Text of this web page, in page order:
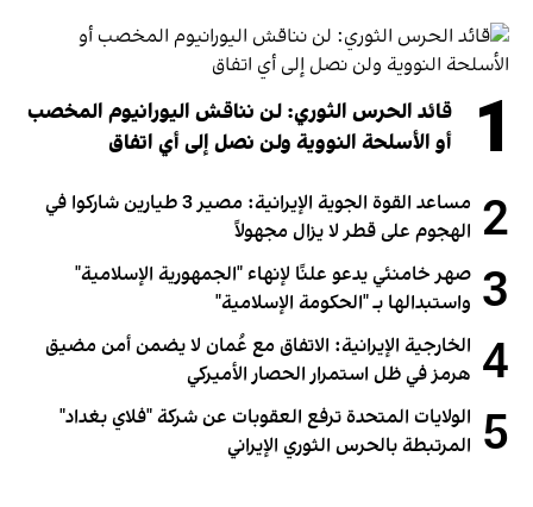
1
قائد الحرس الثوري: لن نناقش اليورانيوم المخصب
أو الأسلحة النووية ولن نصل إلى أي اتفاق
2
مساعد القوة الجوية الإيرانية: مصير 3 طيارين شاركوا في
الهجوم على قطر لا يزال مجهولاً
3 صهر خامنئي يدعو علنًا لإنهاء "الجمهورية الإسلامية"
واستبدالها بـ "الحكومة الإسلامية"
4 الخارجية الإيرانية: الاتفاق مع عُمان لا يضمن أمن مضيق
هرمز في ظل استمرار الحصار الأميركي
5 الولايات المتحدة ترفع العقوبات عن شركة "فلاي بغداد"
المرتبطة بالحرس الثوري الإيراني